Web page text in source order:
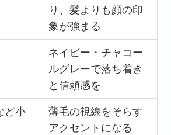
り、髪よりも顔の印
象が強まる
ネイビー・チャコー
ルグレーで落ち着き
と信頼感を
ど小
薄毛の視線をそらす
アクセントになる